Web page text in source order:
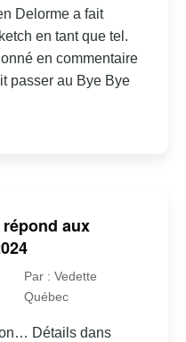
Delorme a fait
en tant que tel.
en commentaire
passer au Bye Bye
aux
Par : Vedette
Québec
Détails dans